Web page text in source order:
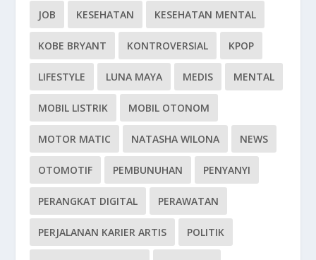
JOB KESEHATAN KESEHATAN MENTAL
KOBE BRYANT KONTROVERSIAL KPOP
LIFESTYLE LUNA MAYA MEDIS MENTAL
MOBIL LISTRIK MOBIL OTONOM
MOTOR MATIC NATASHA WILONA NEWS
OTOMOTIF PEMBUNUHAN PENYANYI
PERANGKAT DIGITAL PERAWATAN
PERJALANAN KARIER ARTIS POLITIK